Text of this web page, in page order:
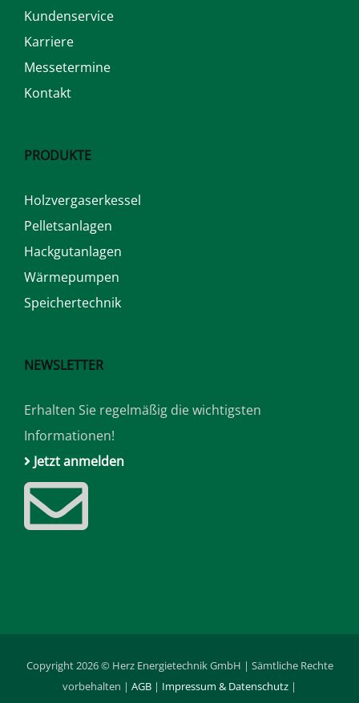
Kundenservice
Karriere
Messetermine
Kontakt
PRODUKTE
Holzvergaserkessel
Pelletsanlagen
Hackgutanlagen
Wärmepumpen
Speichertechnik
NEWSLETTER
Erhalten Sie regelmäßig die wichtigsten
Informationen!
Jetzt anmelden
Copyright 2026 © Herz Energietechnik GmbH | Sämtliche Rechte
vorbehalten | AGB | Impressum & Datenschutz |